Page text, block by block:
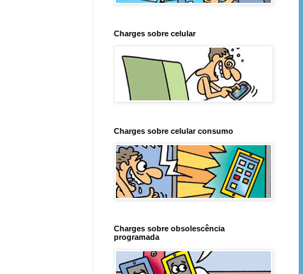
Charges sobre celular
Charges sobre celular consumo
Charges sobre obsolescência
programada